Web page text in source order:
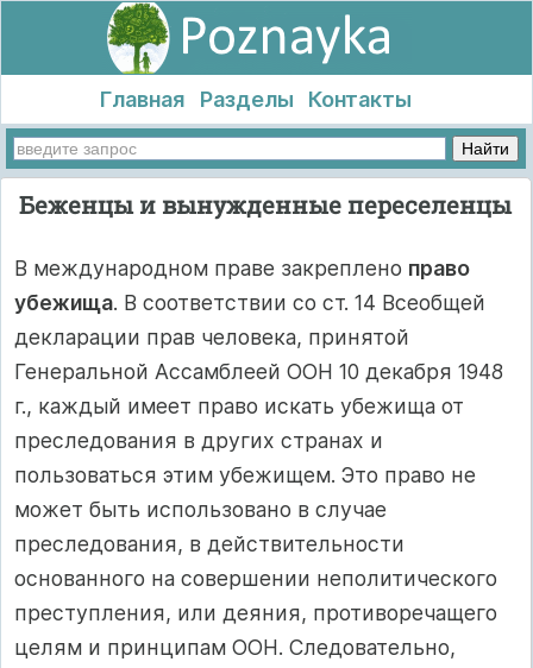
Главная Разделы Контакты
Беженцы и вынужденные переселенцы
В международном праве закреплено право
убежища. В соответствии со ст. 14 Всеобщей
декларации прав человека, принятой
Генеральной Ассамблеей ООН 10 декабря 1948
г., каждый имеет право искать убежища от
преследования в других странах и
пользоваться этим убежищем. Это право не
может быть использовано в случае
преследования, в действительности
основанного на совершении неполитического
преступления, или деяния, противоречащего
целям и принципам ООН. Следовательно,